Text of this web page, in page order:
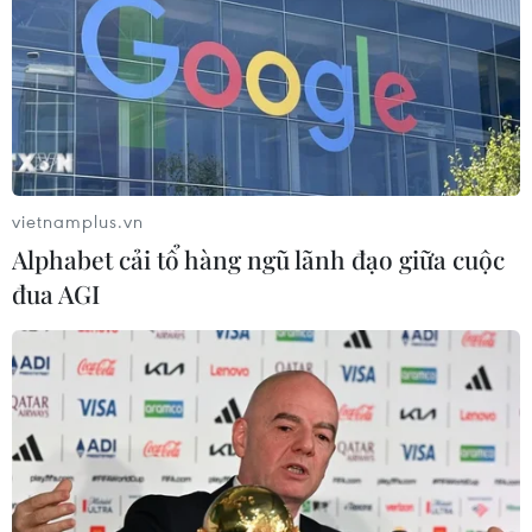
Nga
03/08/2026 15:02
Lãnh đạo EU kêu gọi 'hành động
thống nhất' về biên giới
03/08/2026 14:35
Google châm ngòi cuộc đối
đầu mới giữa Mỹ và châu Âu về chủ
quyền số
03/08/2026 10:50
Giáo hoàng Leo XIV ban hành Luật
Cơ bản mới của Vatican
vietnamplus.vn
Alphabet cải tổ hàng ngũ lãnh đạo giữa cuộc
đua AGI